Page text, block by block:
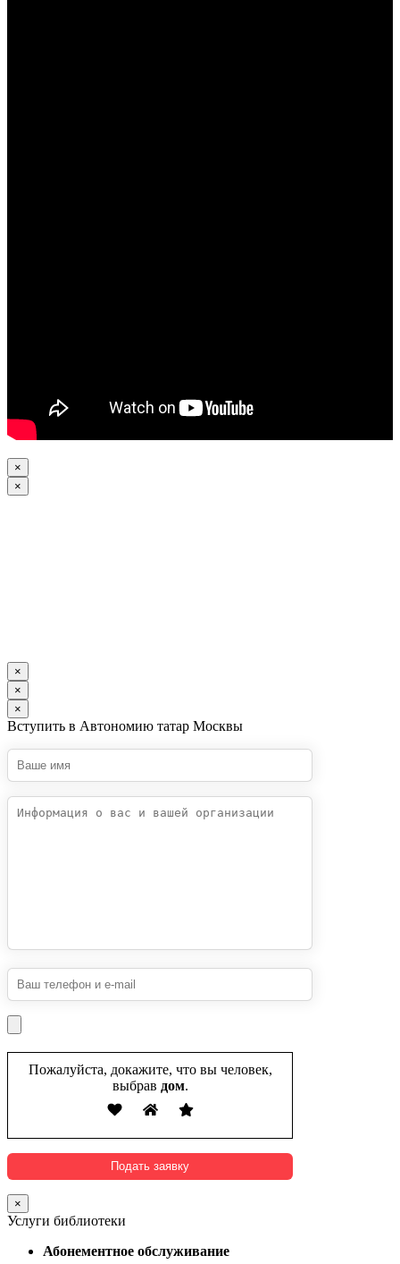
×
×
×
×
×
Вступить в Автономию татар Москвы
Пожалуйста, докажите, что вы человек,
выбрав дом.
×
Услуги библиотеки
Абонементное обслуживание